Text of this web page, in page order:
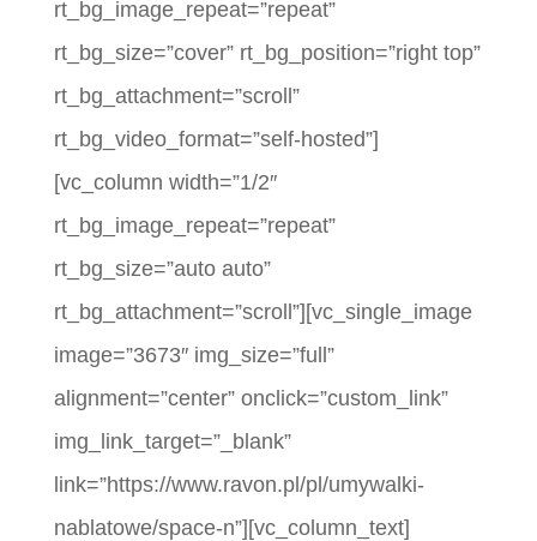
rt_bg_image_repeat=”repeat”
rt_bg_size=”cover” rt_bg_position=”right top”
rt_bg_attachment=”scroll”
rt_bg_video_format=”self-hosted”]
[vc_column width=”1/2″
rt_bg_image_repeat=”repeat”
rt_bg_size=”auto auto”
rt_bg_attachment=”scroll”][vc_single_image
image=”3673″ img_size=”full”
alignment=”center” onclick=”custom_link”
img_link_target=”_blank”
link=”https://www.ravon.pl/pl/umywalki-
nablatowe/space-n”][vc_column_text]